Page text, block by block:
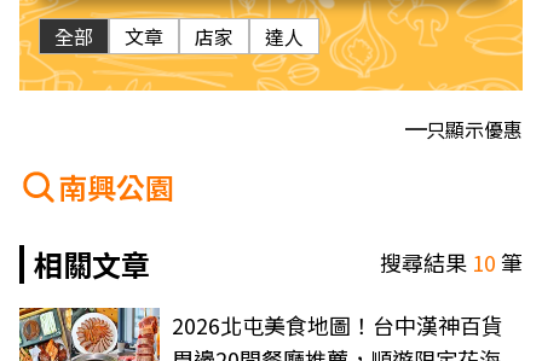
全部 文章 店家 達人
只顯示優惠
南興公園
相關文章
搜尋結果 10筆
2026北屯美食地圖！台中漢神百貨